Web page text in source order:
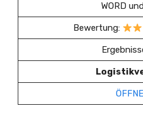
WORD
Bewertung: